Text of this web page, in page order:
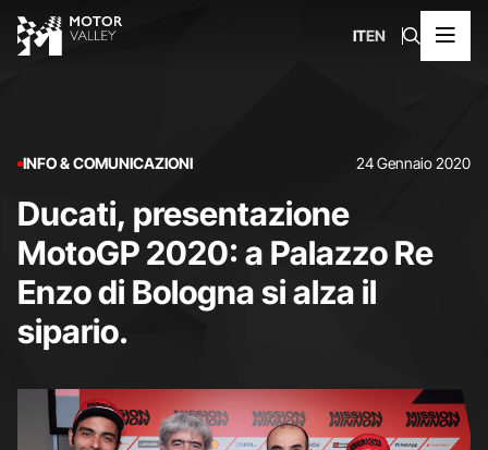
ITEN
INFO & COMUNICAZIONI 24 Gennaio 2020
Ducati, presentazione
MotoGP 2020: a Palazzo Re
Enzo di Bologna si alza il
sipario.